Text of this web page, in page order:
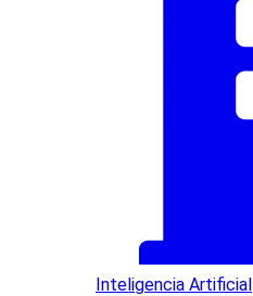
Inteligencia Artificial